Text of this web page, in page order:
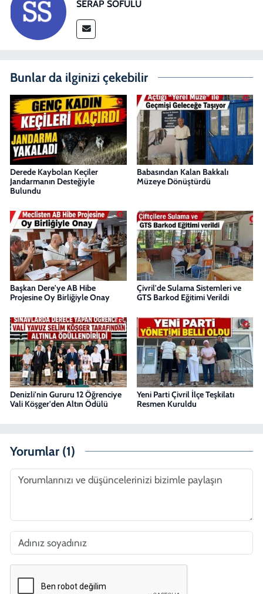
SERAP SOFULU
Bunlar da ilginizi çekebilir
Derede Kaybolan Keçiler
Jandarmanın Desteğiyle
Bulundu
Babasından Kalan Bakkalı
Müzeye Dönüştürdü
Başkan Dere'ye AB Hibe
Projesine Oy Birliğiyle Onay
Çivril'de Sulama Sistemleri ve
GTS Barkod Eğitimi Verildi
Denizli'nin Gururu 12 Öğrenciye
Vali Köşger'den Altın Ödülü
Yeni Parti Çivril İlçe Teşkilatı
Resmen Kuruldu
Yorumlar (1)